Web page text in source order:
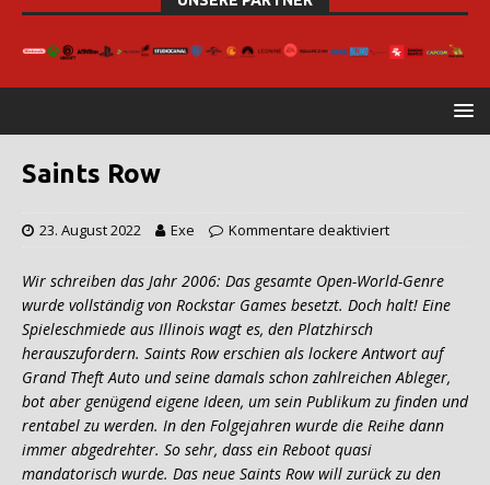
Saints Row
23. August 2022 Exe Kommentare deaktiviert
Wir schreiben das Jahr 2006: Das gesamte Open-World-Genre
wurde vollständig von Rockstar Games besetzt. Doch halt! Eine
Spieleschmiede aus Illinois wagt es, den Platzhirsch
herauszufordern. Saints Row erschien als lockere Antwort auf
Grand Theft Auto und seine damals schon zahlreichen Ableger,
bot aber genügend eigene Ideen, um sein Publikum zu finden und
rentabel zu werden. In den Folgejahren wurde die Reihe dann
immer abgedrehter. So sehr, dass ein Reboot quasi
mandatorisch wurde. Das neue Saints Row will zurück zu den